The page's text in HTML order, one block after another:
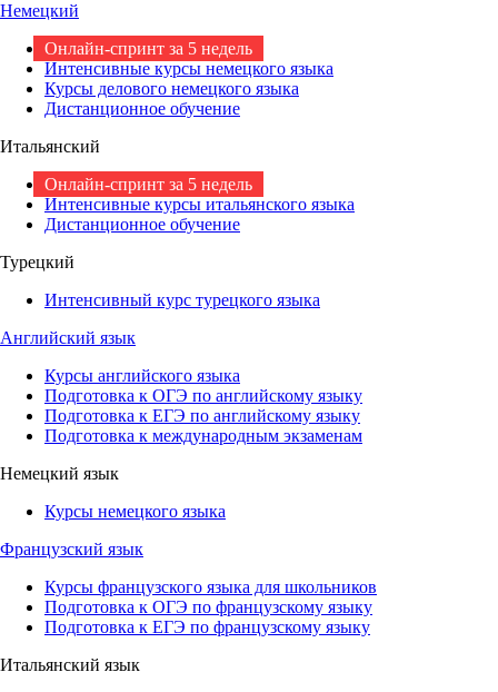
Немецкий
Онлайн-спринт за 5 недель
Интенсивные курсы немецкого языка
Курсы делового немецкого языка
Дистанционное обучение
Итальянский
Онлайн-спринт за 5 недель
Интенсивные курсы итальянского языка
Дистанционное обучение
Турецкий
Интенсивный курс турецкого языка
Английский язык
Курсы английского языка
Подготовка к ОГЭ по английскому языку
Подготовка к ЕГЭ по английскому языку
Подготовка к международным экзаменам
Немецкий язык
Курсы немецкого языка
Французский язык
Курсы французского языка для школьников
Подготовка к ОГЭ по французскому языку
Подготовка к ЕГЭ по французскому языку
Итальянский язык